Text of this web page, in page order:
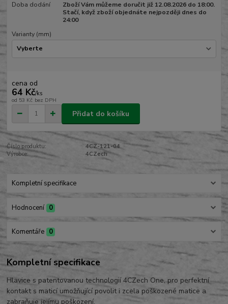
Doba dodání
Zboží Vám můžeme doručit již 12.08.2026 do 18:00.
Stačí, když zboží objednáte nejpozději dnes do
24:00
Varianty (mm)
cena od
64 Kč/ks
od 53 Kč bez DPH
Přidat do košíku
Číslo produktu:
4CZ-121-04
Výrobce:
4CZech
Kompletní specifikace
Hodnocení 0
Komentáře 0
Kompletní specifikace
Hlavice s patentovanou technologií 4CZech One, pro perfektní
kontakt s maticí umožňující povolit i zcela poškozené matice a
zabraňuje jejímu poškození.